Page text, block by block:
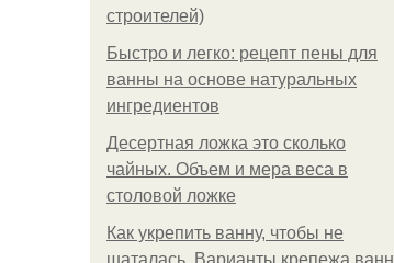
строителей)
Быстро и легко: рецепт пены для
ванны на основе натуральных
ингредиентов
Десертная ложка это сколько
чайных. Объем и мера веса в
столовой ложке
Как укрепить ванну, чтобы не
шаталась. Варианты крепежа ванн